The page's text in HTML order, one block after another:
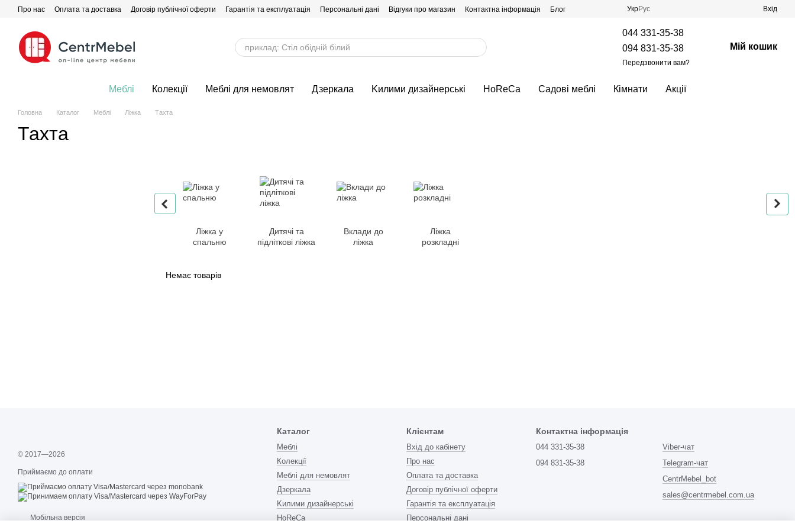
Перейти до основного контенту
Про нас Оплата та доставка Договір публічної оферти Гарантія та експлуатація Персональні дані Відгуки про магазин Контактна інформація Блог УкрРус Вхід
044 331-35-38
094 831-35-38
Передзвонити вам?
Мій кошик
Меблі Колекції Меблі для немовлят Дзеркала Kилими дизайнерські HoReCa Садові меблі Кімнати Акції
Головна Каталог Меблі Ліжка Тахта
Тахта
Ліжка у
спальню
Дитячі та
підліткові ліжка
Вклади до
ліжка
Ліжка
розкладні
Немає товарів
© 2017—2026
Приймаємо до оплати
Мобільна версія
Каталог
Меблі
Колекції
Меблі для немовлят
Дзеркала
Kилими дизайнерські
HoReCa
Клієнтам
Вхід до кабінету
Про нас
Оплата та доставка
Договір публічної оферти
Гарантія та експлуатація
Персональні дані
Контактна інформація
044 331-35-38
094 831-35-38
Viber-чат
Telegram-чат
CentrMebel_bot
sales@centrmebel.com.ua